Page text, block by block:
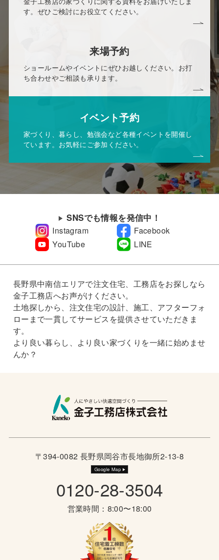
す。ぜひご検討にお役立てください。
来場予約
ショールームやイベントにぜひお越しください。お打
ち合わせやご相談も承ります。
イベント予約
家づくり、暮らし、勉強会など各種イベントを開催し
ています。お気軽にご参加ください。
SNSでも情報を発信中！
Instagram
Facebook
YouTube
LINE
長野県中南信エリアで注文住宅、工務店をお探しなら
金子工務店へお声がけください。
土地探しから、注文住宅の設計、施工、アフターフォ
ローまで一貫してサービスを提供させていただきま
す。
より良い暮らし、より良い家づくりを一緒に始めませ
んか？
〒394-0082 長野県岡谷市長地御所2-13-8
Google Map
0120-28-3504
営業時間：8:00〜18:00